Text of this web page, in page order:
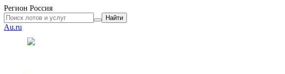
Регион Россия
Найти
Au.ru